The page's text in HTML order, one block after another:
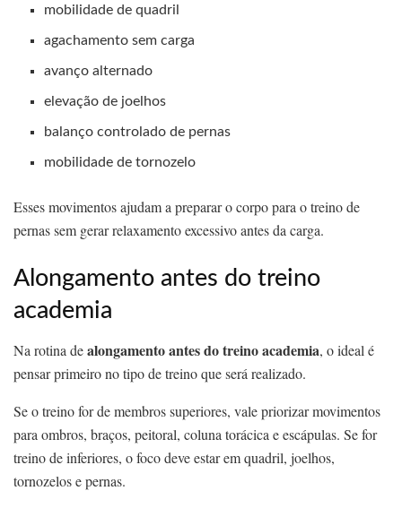
mobilidade de quadril
agachamento sem carga
avanço alternado
elevação de joelhos
balanço controlado de pernas
mobilidade de tornozelo
Esses movimentos ajudam a preparar o corpo para o treino de
pernas sem gerar relaxamento excessivo antes da carga.
Alongamento antes do treino
academia
Na rotina dealongamento antes do treino academia, o ideal é
pensar primeiro no tipo de treino que será realizado.
Se o treino for de membros superiores, vale priorizar movimentos
para ombros, braços, peitoral, coluna torácica e escápulas. Se for
treino de inferiores, o foco deve estar em quadril, joelhos,
tornozelos e pernas.